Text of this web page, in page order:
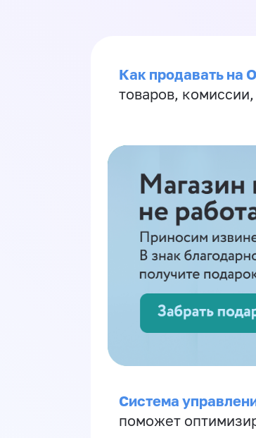
Как продавать на
товаров,
Система
поможет